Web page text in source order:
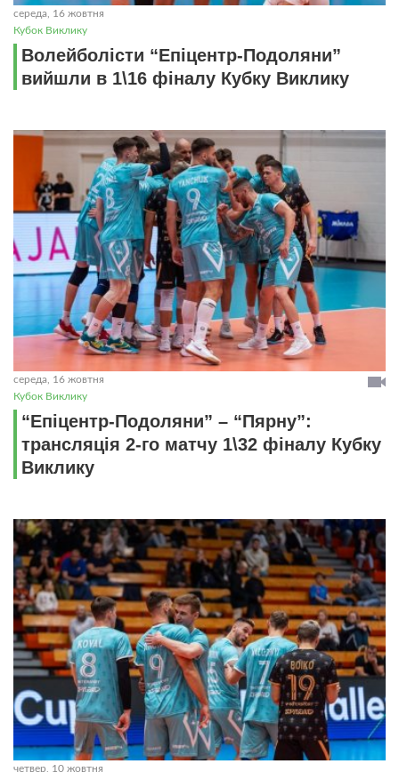
середа, 16 жовтня
Кубок Виклику
Волейболісти “Епіцентр-Подоляни”
вийшли в 1\16 фіналу Кубку Виклику
середа, 16 жовтня
Кубок Виклику
“Епіцентр-Подоляни” – “Пярну”:
трансляція 2-го матчу 1\32 фіналу Кубку
Виклику
четвер, 10 жовтня